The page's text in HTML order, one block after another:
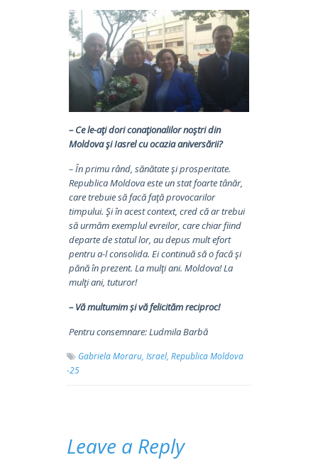
– Ce le-aţi dori conaţionalilor noştri din
Moldova şi Iasrel cu ocazia aniversării?
– În primu rând, sănătate şi prosperitate.
Republica Moldova este un stat foarte tânăr,
care trebuie să facă faţă provocarilor
timpului. Şi în acest context, cred că ar trebui
să urmăm exemplul evreilor, care chiar fiind
departe de statul lor, au depus mult efort
pentru a-l consolida. Ei continuă să o facă şi
pănă în prezent. La mulţi ani. Moldova! La
mulţi ani, tuturor!
– Vă multumim și vă felicităm reciproc!
Pentru consemnare: Ludmila Barbă
Gabriela Moraru, Israel, Republica Moldova
-25
Leave a Reply